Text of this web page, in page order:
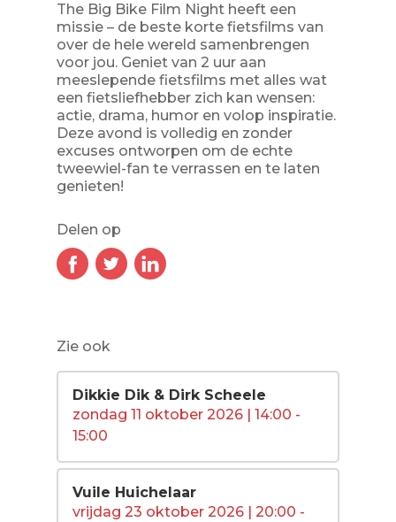
The Big Bike Film Night heeft een
missie – de beste korte fietsfilms van
over de hele wereld samenbrengen
voor jou. Geniet van 2 uur aan
meeslepende fietsfilms met alles wat
een fietsliefhebber zich kan wensen:
actie, drama, humor en volop inspiratie.
Deze avond is volledig en zonder
excuses ontworpen om de echte
tweewiel-fan te verrassen en te laten
genieten!
Delen op
Zie ook
Dikkie Dik & Dirk Scheele
zondag 11 oktober 2026 | 14:00 -
15:00
Vuile Huichelaar
vrijdag 23 oktober 2026 | 20:00 -